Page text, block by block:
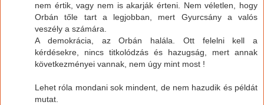
nem értik, vagy nem is akarják érteni. Nem véletlen, hogy
Orbán tőle tart a legjobban, mert Gyurcsány a valós
veszély a számára.
A demokrácia, az Orbán halála. Ott felelni kell a
kérdésekre, nincs titkolódzás és hazugság, mert annak
következményei vannak, nem úgy mint most !
Lehet róla mondani sok mindent, de nem hazudik és példát
mutat.